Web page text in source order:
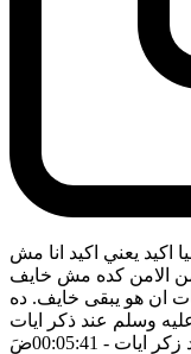
اكيد يعني اكيد انا مش
من الامن كده مش خايف
ان هو يبقى خايف. ده
وسلم عند ذكر ايات
زكر ايات - 00:05:41 ضَ